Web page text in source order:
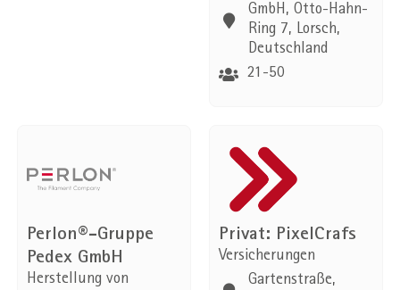
GmbH, Otto-Hahn-
Ring 7, Lorsch,
Deutschland
21-50
Perlon®-Gruppe
Pedex GmbH
Herstellung von
Privat: PixelCrafs
Versicherungen
Gartenstraße,